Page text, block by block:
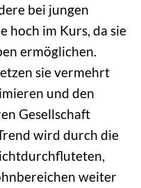
bei jungen
hoch im Kurs, da sie
ermöglichen.
sie vermehrt
und den
Gesellschaft
wird durch die
weiter